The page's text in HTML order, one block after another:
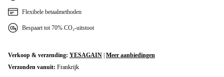
Flexibele betaalmethoden
Bespaart tot 70% CO₂-uitstoot
Verkoop & verzending: YESAGAIN Meer aanbiedingen
Verzonden vanuit: Frankrijk